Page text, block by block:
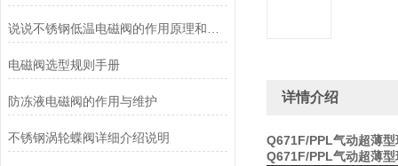
电磁阀选型规则手册
防冻液电磁阀的作用与维护
不锈钢涡轮蝶阀详细介绍说明
详情介绍
Q671F/PPL气动超薄型
Q671F/PPL气动超薄型